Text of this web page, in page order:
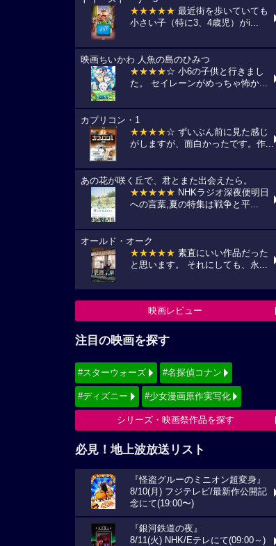
★★★★★ 最近街を歩いていても
小さい子（特に3、4歳児）がi...
映画ちいかわ 人魚の島のひみつ
★★★★☆ 小6の子供と行きまし
た。 セイレーンがめっちゃ怖か...
カプリコン・1
★★★★☆ ずいぶん前に見た感じ
がしますが、面白かったです。作...
あの花が咲く丘で、君とまた出会えたら。
★★★★★ NHKラジオ深夜便明日
への言葉,夏の特集は戦争と平...
オールド・オーク
★★★★★ 素直にいい作品だった
と思います。 それにしても、永...
映画レビュー
注目の映画を探す
#スターウォーズ #名探偵コナン
#ディズニー #少女漫画原作実写化
シリーズ・映画祭作品を探す
必見！地上波放送リスト
『怪盗グルーのミニオン超変身』
8/10(月) フジテレビ/最新作公開記
念にて(19:00〜)
『銀河鉄道の夜』
8/11(火) NHK/Eテレにて(09:00～)